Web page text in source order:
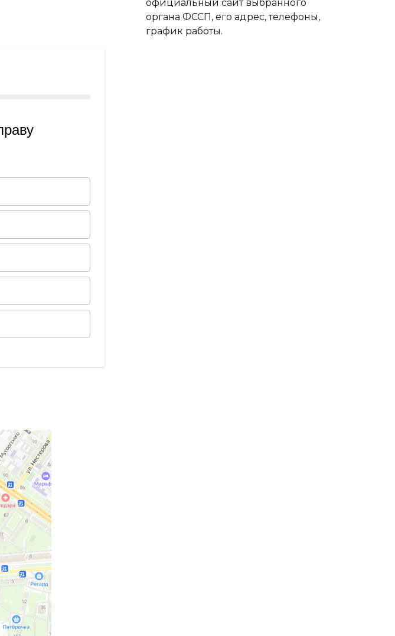
официальный сайт выбранного
органа ФССП, его адрес, телефоны,
график работы.